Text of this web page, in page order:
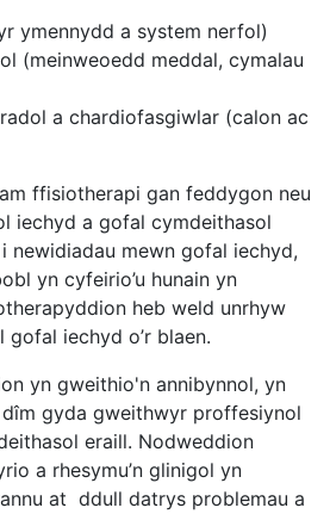
ymennydd a system nerfol)
(meinweoedd meddal, cymalau
a chardiofasgiwlar (calon ac
ffisiotherapi gan feddygon neu
iechyd a gofal cymdeithasol
newidiadau mewn gofal iechyd,
yn cyfeirio’u hunain yn
heb weld unrhyw
iechyd o’r blaen.
yn gweithio'n annibynnol, yn
gyda gweithwyr proffesiynol
eraill. Nodweddion
a rhesymu’n glinigol yn
at ddull datrys problemau a